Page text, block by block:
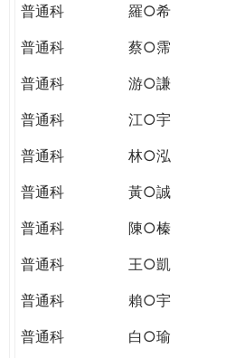
普通科
羅○希
普通科
蔡○霈
普通科
游○謙
普通科
江○宇
普通科
林○泓
普通科
黃○誠
普通科
陳○榛
普通科
王○凱
普通科
賴○宇
普通科
白○瑜